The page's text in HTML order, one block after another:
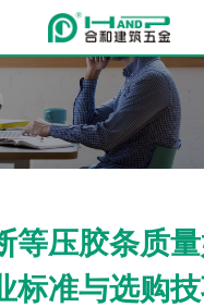
等压胶条质
标准与选购